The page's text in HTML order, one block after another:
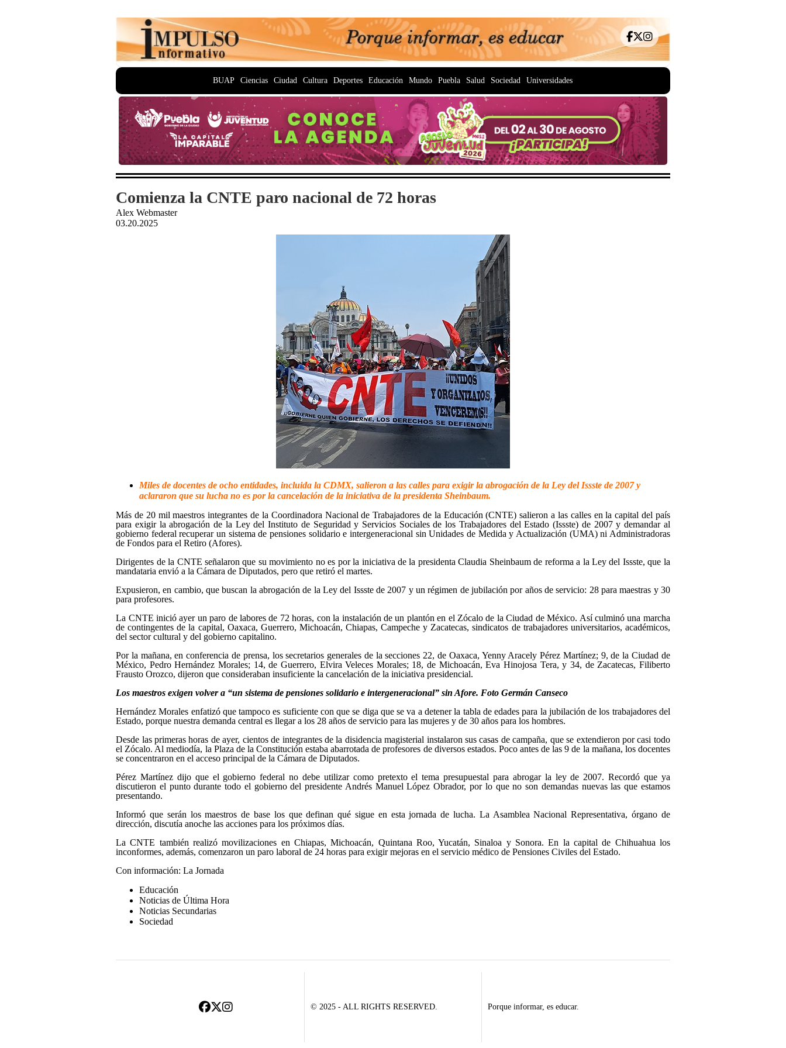
BUAP Ciencias Ciudad Cultura Deportes Educación Mundo Puebla Salud Sociedad Universidades
Comienza la CNTE paro nacional de 72 horas
Alex Webmaster
03.20.2025
Miles de docentes de ocho entidades, incluida la CDMX, salieron a las calles para exigir la abrogación de la Ley del Issste de 2007 y
aclararon que su lucha no es por la cancelación de la iniciativa de la presidenta Sheinbaum.
Más de 20 mil maestros integrantes de la Coordinadora Nacional de Trabajadores de la Educación (CNTE) salieron a las calles en la capital del país
para exigir la abrogación de la Ley del Instituto de Seguridad y Servicios Sociales de los Trabajadores del Estado (Issste) de 2007 y demandar al
gobierno federal recuperar un sistema de pensiones solidario e intergeneracional sin Unidades de Medida y Actualización (UMA) ni Administradoras
de Fondos para el Retiro (Afores).
Dirigentes de la CNTE señalaron que su movimiento no es por la iniciativa de la presidenta Claudia Sheinbaum de reforma a la Ley del Issste, que la
mandataria envió a la Cámara de Diputados, pero que retiró el martes.
Expusieron, en cambio, que buscan la abrogación de la Ley del Issste de 2007 y un régimen de jubilación por años de servicio: 28 para maestras y 30
para profesores.
La CNTE inició ayer un paro de labores de 72 horas, con la instalación de un plantón en el Zócalo de la Ciudad de México. Así culminó una marcha
de contingentes de la capital, Oaxaca, Guerrero, Michoacán, Chiapas, Campeche y Zacatecas, sindicatos de trabajadores universitarios, académicos,
del sector cultural y del gobierno capitalino.
Por la mañana, en conferencia de prensa, los secretarios generales de la secciones 22, de Oaxaca, Yenny Aracely Pérez Martínez; 9, de la Ciudad de
México, Pedro Hernández Morales; 14, de Guerrero, Elvira Veleces Morales; 18, de Michoacán, Eva Hinojosa Tera, y 34, de Zacatecas, Filiberto
Frausto Orozco, dijeron que consideraban insuficiente la cancelación de la iniciativa presidencial.
Los maestros exigen volver a “un sistema de pensiones solidario e intergeneracional” sin Afore. Foto Germán Canseco
Hernández Morales enfatizó que tampoco es suficiente con que se diga que se va a detener la tabla de edades para la jubilación de los trabajadores del
Estado, porque nuestra demanda central es llegar a los 28 años de servicio para las mujeres y de 30 años para los hombres.
Desde las primeras horas de ayer, cientos de integrantes de la disidencia magisterial instalaron sus casas de campaña, que se extendieron por casi todo
el Zócalo. Al mediodía, la Plaza de la Constitución estaba abarrotada de profesores de diversos estados. Poco antes de las 9 de la mañana, los docentes
se concentraron en el acceso principal de la Cámara de Diputados.
Pérez Martínez dijo que el gobierno federal no debe utilizar como pretexto el tema presupuestal para abrogar la ley de 2007. Recordó que ya
discutieron el punto durante todo el gobierno del presidente Andrés Manuel López Obrador, por lo que no son demandas nuevas las que estamos
presentando.
Informó que serán los maestros de base los que definan qué sigue en esta jornada de lucha. La Asamblea Nacional Representativa, órgano de
dirección, discutía anoche las acciones para los próximos días.
La CNTE también realizó movilizaciones en Chiapas, Michoacán, Quintana Roo, Yucatán, Sinaloa y Sonora. En la capital de Chihuahua los
inconformes, además, comenzaron un paro laboral de 24 horas para exigir mejoras en el servicio médico de Pensiones Civiles del Estado.
Con información: La Jornada
Educación
Noticias de Última Hora
Noticias Secundarias
Sociedad
© 2025 - ALL RIGHTS RESERVED. Porque informar, es educar.